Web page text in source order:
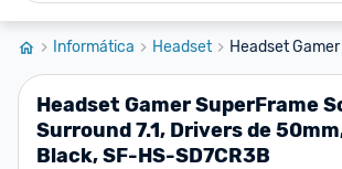
Informática Headset Headset
Headset Gamer SuperFrame
Surround 7.1, Drivers de
Black, SF-HS-SD7CR3B